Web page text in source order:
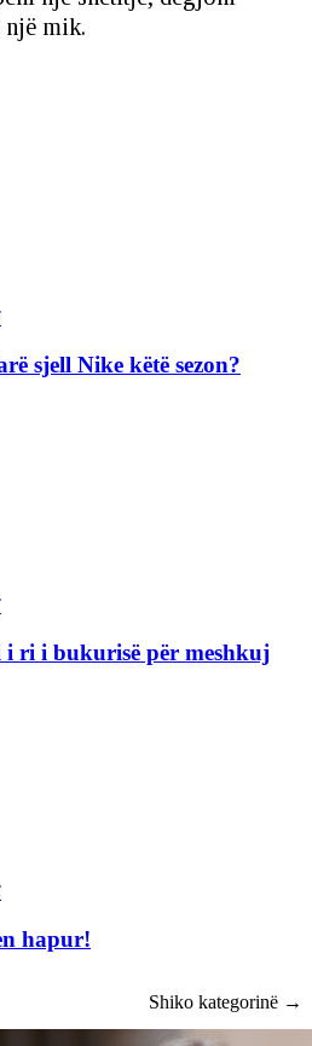
një mik.
sjell Nike këtë sezon?
i ri i bukurisë për meshkuj
hapur!
Shiko kategorinë →